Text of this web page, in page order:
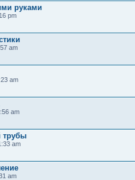
руками
pm
am
am
am
трубы
am
am